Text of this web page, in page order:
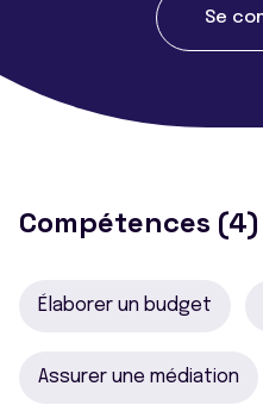
Se
Compétences (4)
Élaborer un budget
Assurer une médiation